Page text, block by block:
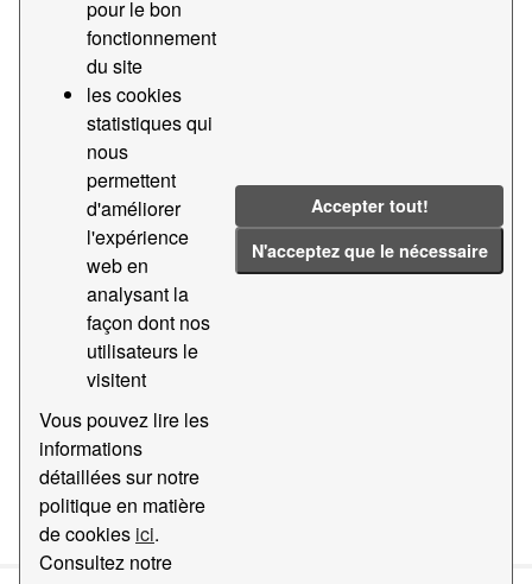
pour le bon
fonctionnement
du site
les cookies
statistiques qui
nous
permettent
d'améliorer
l'expérience
web en
analysant la
façon dont nos
utilisateurs le
visitent
Vous pouvez lire les
informations
détaillées sur notre
politique en matière
de cookies ici.
Consultez notre
Accepter tout!
N'acceptez que le nécessaire
1 jeu de données trouvé
Tags: 2021
2018
2012
Filter Results
Statistiques du trafic marchandises par nature
et présentation de la marchand...
Données statistiques sur le trafic de marchandises par
nature et présentation des marchandises (code tarifaire
437) du port de Barcelone
Docs).